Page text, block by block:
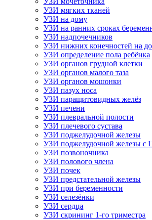
УЗИ мягких тканей
УЗИ на дому
УЗИ на ранних сроках
УЗИ надпочечников
УЗИ нижних конечностей на
УЗИ определение пола ребёнка
УЗИ органов грудной клетки
УЗИ органов малого таза
УЗИ органов мошонки
УЗИ пазух носа
УЗИ паращитовидных желёз
УЗИ печени
УЗИ плевральной полости
УЗИ плечевого сустава
УЗИ поджелудочной железы
УЗИ поджелудочной железы с
УЗИ позвоночника
УЗИ полового члена
УЗИ почек
УЗИ предстательной железы
УЗИ при беременности
УЗИ селезёнки
УЗИ сердца
УЗИ скрининг 1-го триместра